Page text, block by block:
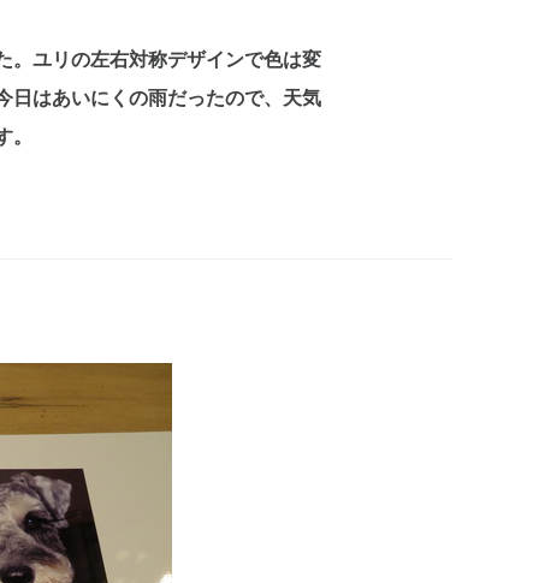
。ユリの左右対称デザインで色は変
日はあいにくの雨だったので、天気